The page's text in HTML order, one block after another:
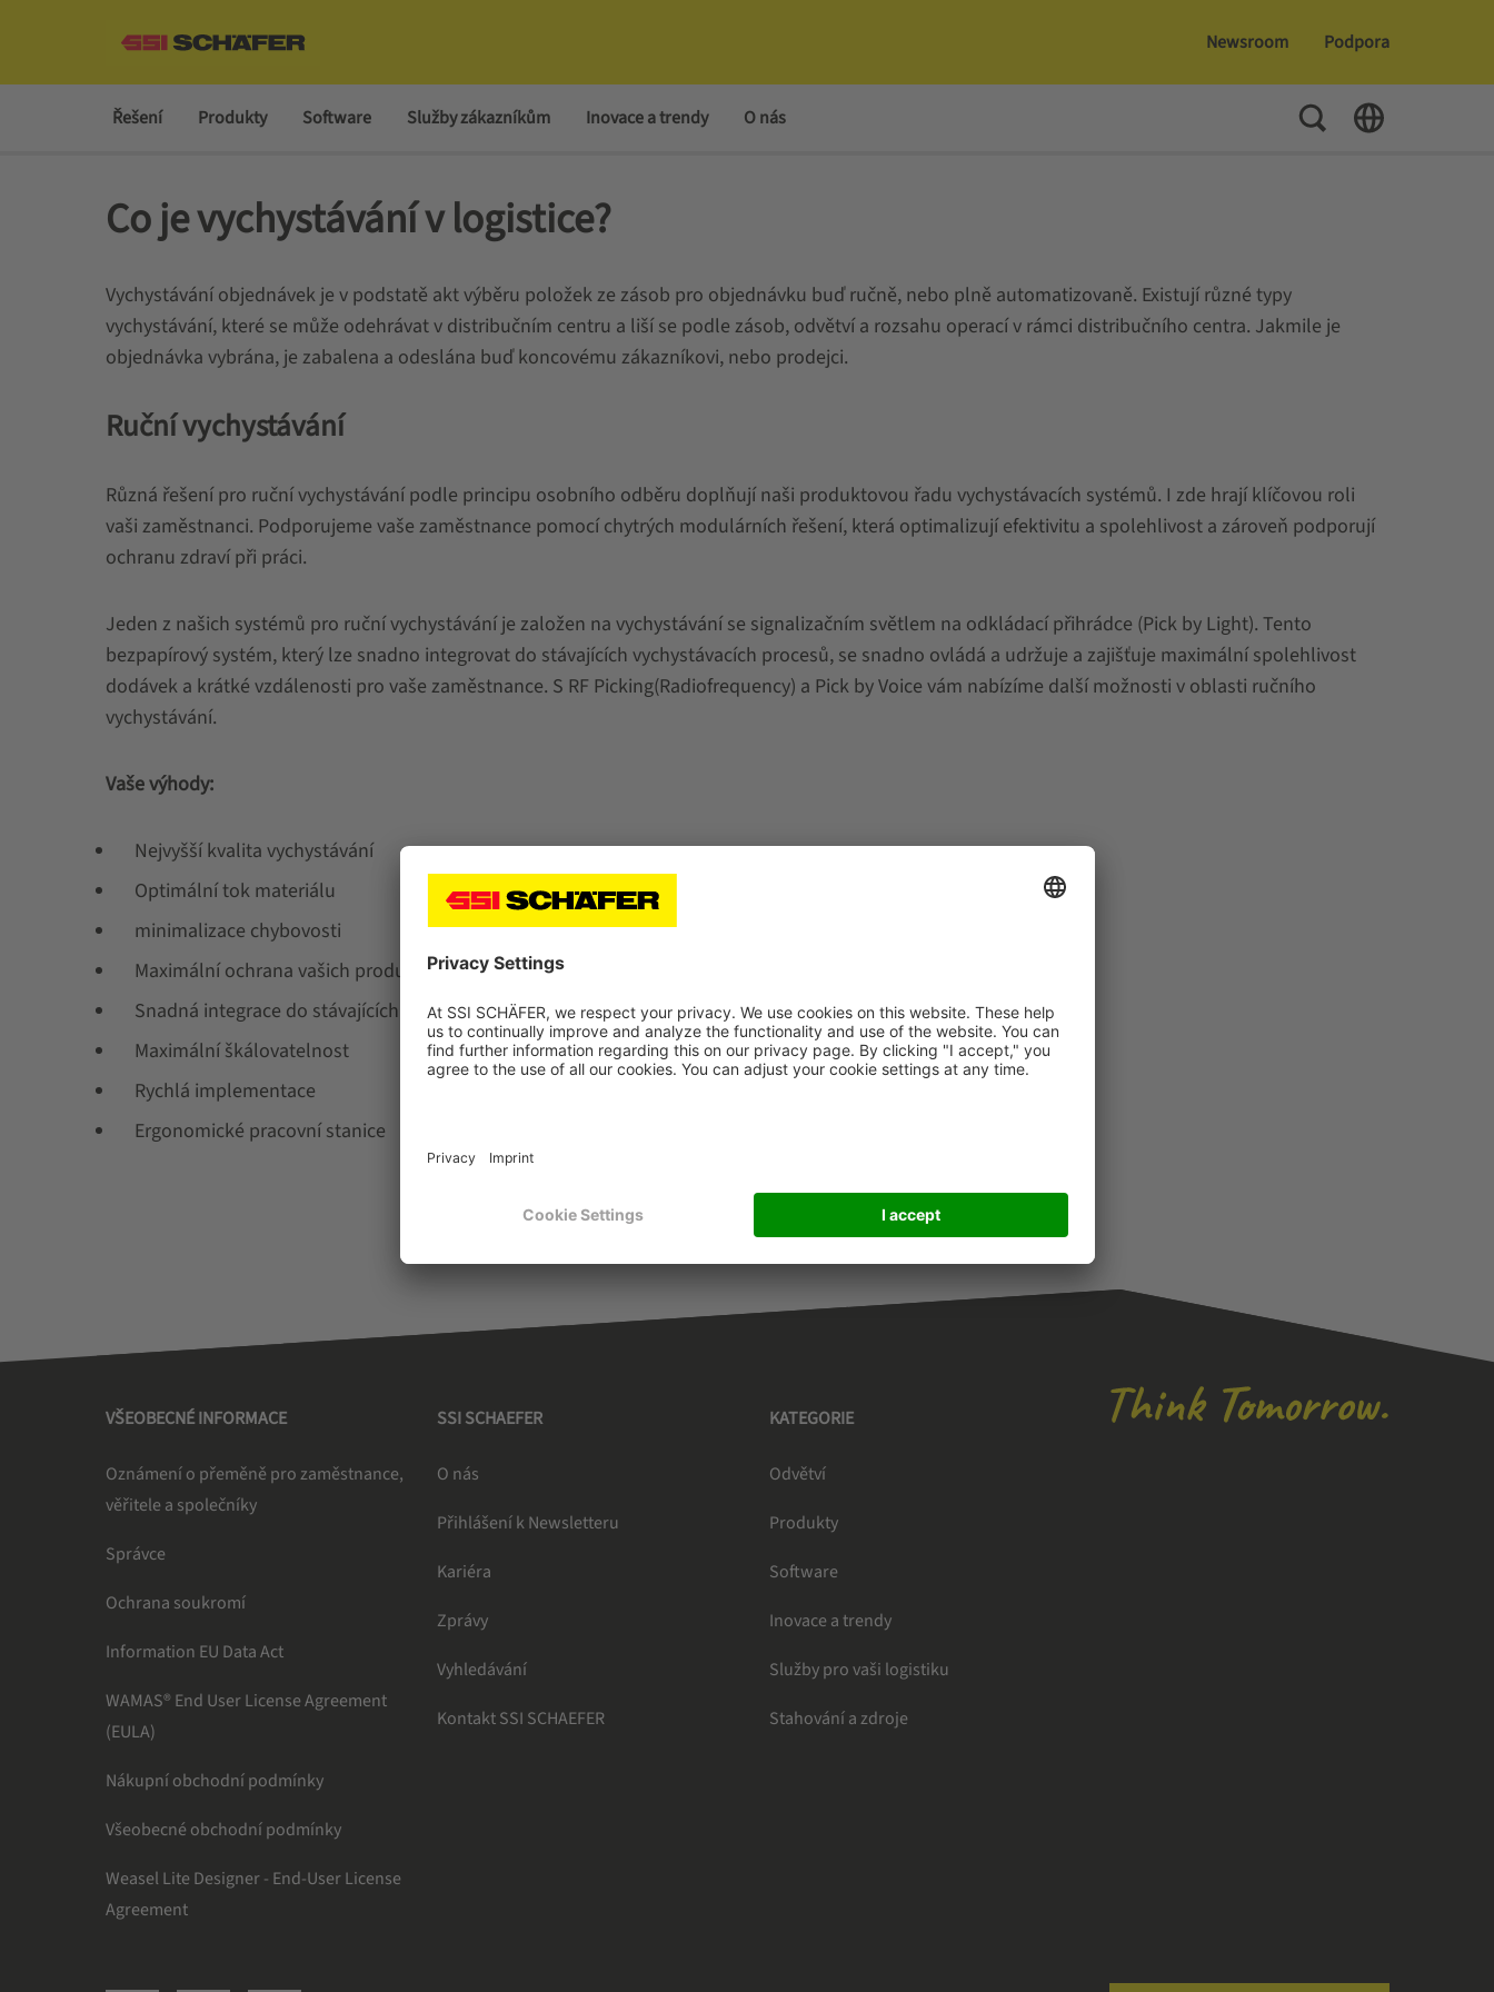
Newsroom Podpora
Řešení Produkty Software Služby zákazníkům Inovace a trendy O nás
Toggle Search
Toggle
Co je vychystávání v logistice?
Vychystávání objednávek je v podstatě akt výběru položek ze zásob pro objednávku buď ručně, nebo plně automatizovaně. Existují různé typy
vychystávání, které se může odehrávat v distribučním centru a liší se podle zásob, odvětví a rozsahu operací v rámci distribučního centra. Jakmile je
objednávka vybrána, je zabalena a odeslána buď koncovému zákazníkovi, nebo prodejci.
Ruční vychystávání
Různá řešení pro ruční vychystávání podle principu osobního odběru doplňují naši produktovou řadu vychystávacích systémů. I zde hrají klíčovou roli
vaši zaměstnanci. Podporujeme vaše zaměstnance pomocí chytrých modulárních řešení, která optimalizují efektivitu a spolehlivost a zároveň podporují
ochranu zdraví při práci.
Jeden z našich systémů pro ruční vychystávání je založen na vychystávání se signalizačním světlem na odkládací přihrádce (Pick by Light). Tento
bezpapírový systém, který lze snadno integrovat do stávajících vychystávacích procesů, se snadno ovládá a udržuje a zajišťuje maximální spolehlivost
dodávek a krátké vzdálenosti pro vaše zaměstnance. S RF Picking(Radiofrequency) a Pick by Voice vám nabízíme další možnosti v oblasti ručního
vychystávání.
Vaše výhody:
Nejvyšší kvalita vychystávání
Optimální tok materiálu
minimalizace chybovosti
Maximální ochrana vašich produktů
Snadná integrace do stávajících procesů
Maximální škálovatelnost
Rychlá implementace
Ergonomické pracovní stanice
VŠEOBECNÉ INFORMACE
Oznámení o přeměně pro zaměstnance,
věřitele a společníky
Správce
Ochrana soukromí
Information EU Data Act
WAMAS® End User License Agreement
(EULA)
Nákupní obchodní podmínky
Všeobecné obchodní podmínky
Weasel Lite Designer - End-User License
Agreement
SSI SCHAEFER
O nás
Přihlášení k Newsletteru
Kariéra
Zprávy
Vyhledávání
Kontakt SSI SCHAEFER
KATEGORIE
Odvětví
Produkty
Software
Inovace a trendy
Služby pro vaši logistiku
Stahování a zdroje